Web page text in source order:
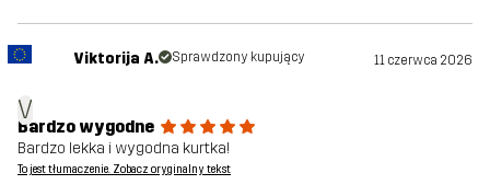
V
Viktorija A. Sprawdzony kupujący 11 czerwca 2026
Bardzo wygodne
Bardzo lekka i wygodna kurtka!
To jest tłumaczenie. Zobacz oryginalny tekst